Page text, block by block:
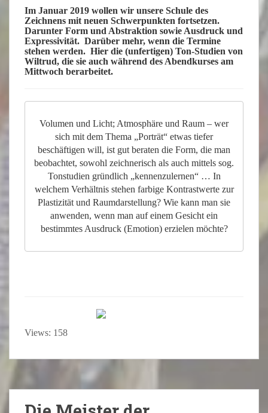
Im Januar 2019 wollen wir unsere Schule des
Zeichnens mit neuen Schwerpunkten fortsetzen.
Darunter Form und Abstraktion sowie Ausdruck und
Expressivität. Darüber mehr, wenn die Termine
stehen werden. Hier die (unfertigen) Ton-Studien von
Wiltrud, die sie auch während des Abendkurses am
Mittwoch berarbeitet.
Volumen und Licht; Atmosphäre und Raum – wer
sich mit dem Thema „Porträt“ etwas tiefer
beschäftigen will, ist gut beraten die Form, die man
beobachtet, sowohl zeichnerisch als auch mittels sog.
Tonstudien gründlich „kennenzulernen“ … In
welchem Verhältnis stehen farbige Kontrastwerte zur
Plastizität und Raumdarstellung? Wie kann man sie
anwenden, wenn man auf einem Gesicht ein
bestimmtes Ausdruck (Emotion) erzielen möchte?
Views: 158